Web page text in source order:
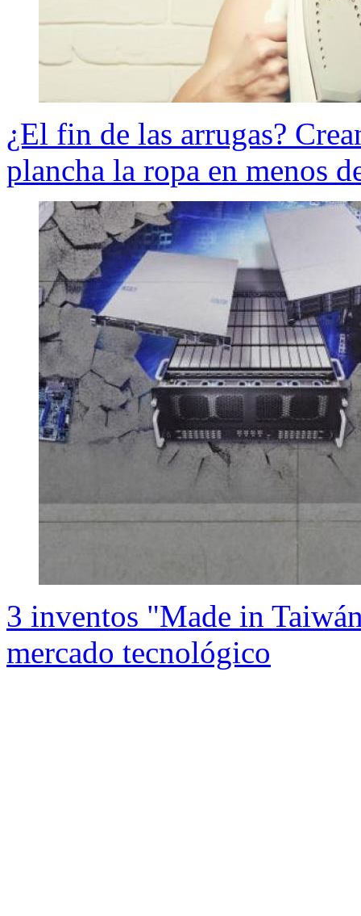
¿El fin de las arrugas?
plancha la ropa en menos
3 inventos "Made in
mercado tecnológico